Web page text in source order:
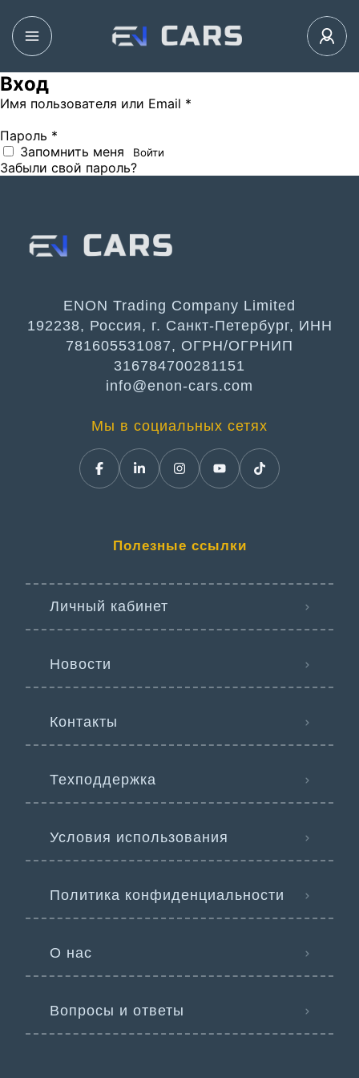
Вход
Имя пользователя или Email *
Пароль *
Запомнить меня
Войти
Забыли свой пароль?
ENON Trading Company Limited
192238, Россия, г. Санкт-Петербург, ИНН
781605531087, ОГРН/ОГРНИП
316784700281151
info@enon-cars.com
Мы в социальных сетях
Полезные ссылки
Личный кабинет
Новости
Контакты
Техподдержка
Условия использования
Политика конфиденциальности
О нас
Вопросы и ответы